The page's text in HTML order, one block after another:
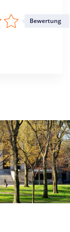
Bewertung